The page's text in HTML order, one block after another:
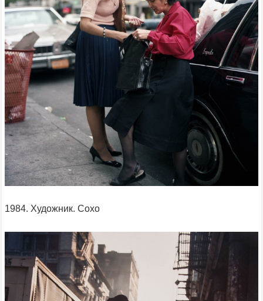
1984. Художник. Сохо